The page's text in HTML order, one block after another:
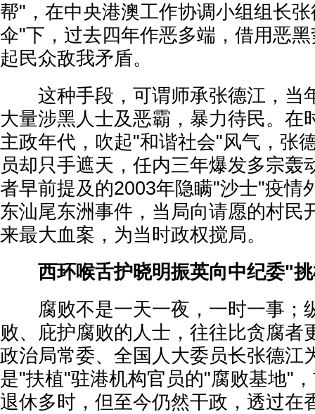
帮"，在中央港澳工作协调小组组长
伞"下，过去四年作恶多端，借用恶
起民众敌我矛盾。
这种手段，可谓师承张德江，当
大量涉黑人士及恶霸，暴力待民。在
主政年代，吹起"和谐社会"风气，张
员却只手遮天，任内三年爆发多宗轰
者早前提及的2003年隐瞒"沙士"疫情
东汕尾东洲事件，当局向请愿的村民
来最大血案，为当时政权搅局。
西环喉舌护晓明振英向中纪委"
腐败不是一天一夜，一时一事；
败、庇护腐败的人士，往往比贪腐者
政治局常委、全国人大委员长张德江
是"扶植"驻港机构官员的"腐败基地"
退休多时，但至今仍然干政，透过在